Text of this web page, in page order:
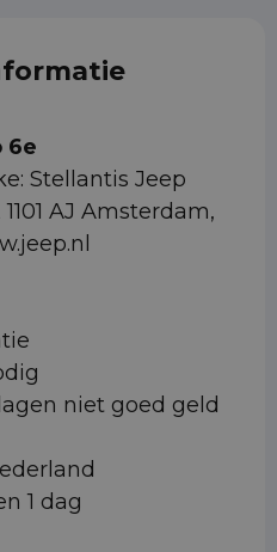
6e
Stellantis Jeep
AJ Amsterdam,
niet goed geld
1 dag